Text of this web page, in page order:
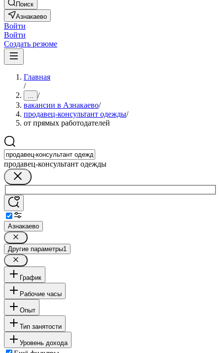
Поиск
Азнакаево
Войти
Войти
Создать резюме
Главная
/
... /
вакансии в Азнакаево/
продавец-консультант одежды/
от прямых работодателей
продавец-консультант одежды
Азнакаево
Другие параметры1
График
Рабочие часы
Опыт
Тип занятости
Уровень дохода